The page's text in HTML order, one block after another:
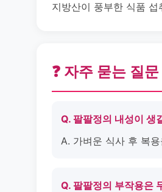
지방산이 풍부한 식품
❓ 자주 묻는 질문
Q. 팔팔정의 내성이 생
A. 가벼운 식사 후 복
Q. 팔팔정의 부작용은